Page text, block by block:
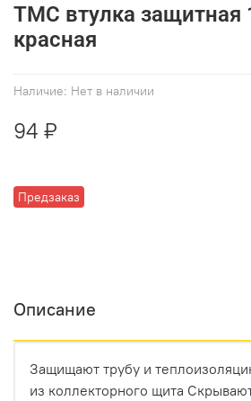
Наличие: Нет в наличии
Предзаказ
ТМС втулка защитная
красная
94 ₽
Описание
Защищают трубу и
из коллекторного щита